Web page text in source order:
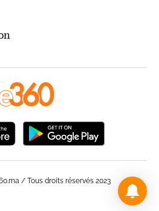
/ Tous droits réservés 2023